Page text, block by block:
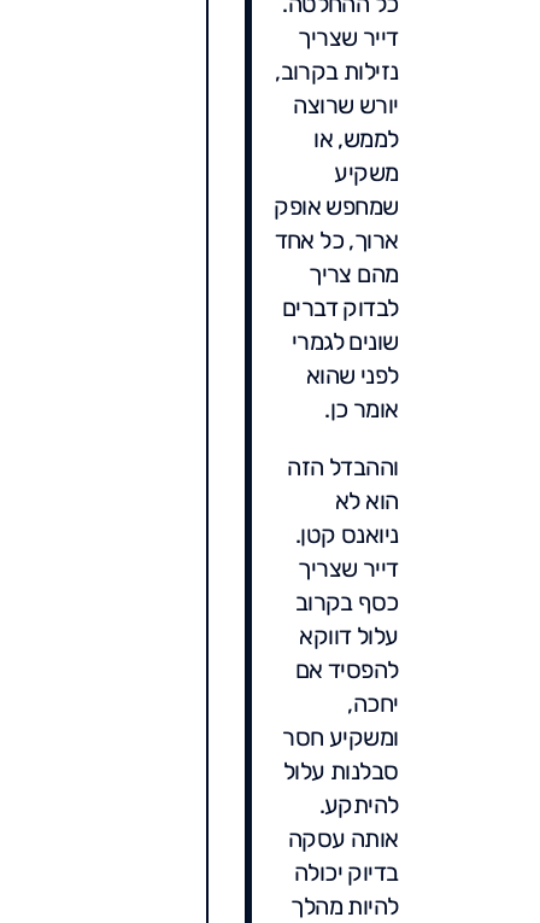
דייר שצריך
נזילות בקרוב,
יורש שרוצה
לממש, או
משקיע
שמחפש אופק
ארוך, כל אחד
מהם צריך
לבדוק דברים
שונים לגמרי
לפני שהוא
אומר כן.
וההבדל הזה
הוא לא
ניואנס קטן.
דייר שצריך
כסף בקרוב
עלול דווקא
להפסיד אם
יחכה,
ומשקיע חסר
סבלנות עלול
להיתקע.
אותה עסקה
בדיוק יכולה
להיות מהלך